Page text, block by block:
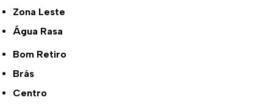
Zona Leste
Água Rasa
Bom Retiro
Brás
Centro